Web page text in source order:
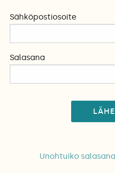
Sähköpostiosoite
Salasana
Unohtuiko